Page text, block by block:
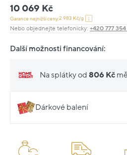
10 069 Kč
Garance nejnižší ceny:2 983 Kč/g
Nebo objednejte telefonicky: +420 777
Další možnosti financování:
Na splátky od 806 Kč
Dárkové balení